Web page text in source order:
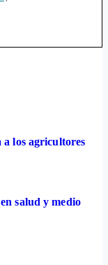
los agricultores
salud y medio